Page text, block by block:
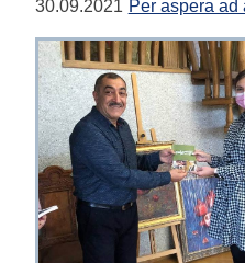
30.09.2021 Per aspera ad